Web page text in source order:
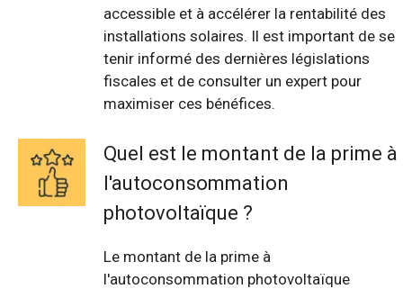
accessible et à accélérer la rentabilité des
installations solaires. Il est important de se
tenir informé des dernières législations
fiscales et de consulter un expert pour
maximiser ces bénéfices.
Quel est le montant de la prime à
l'autoconsommation
photovoltaïque ?
Le montant de la prime à
l'autoconsommation photovoltaïque